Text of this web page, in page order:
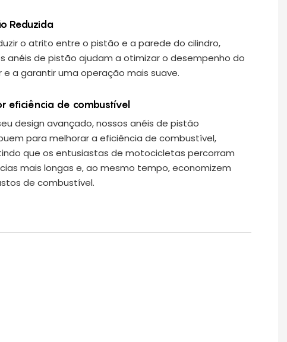
Reduzida
o atrito entre o pistão e a parede do cilindro,
anéis de pistão ajudam a otimizar o desempenho do
e a garantir uma operação mais suave.
eficiência de combustível
design avançado, nossos anéis de pistão
para melhorar a eficiência de combustível,
que os entusiastas de motocicletas percorram
mais longas e, ao mesmo tempo, economizem
de combustível.